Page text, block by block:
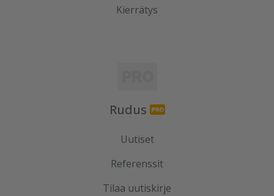
Kierrätys
Rudus
Uutiset
Referenssit
Tilaa uutiskirje